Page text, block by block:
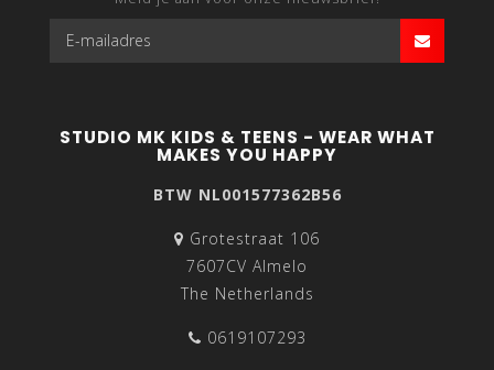
STUDIO MK KIDS & TEENS - WEAR WHAT
MAKES YOU HAPPY
BTW NL001577362B56
Grotestraat 106
7607CV Almelo
The Netherlands
0619107293